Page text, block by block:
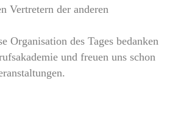
Vertretern der anderen
Organisation des Tages bedanken
und freuen uns schon